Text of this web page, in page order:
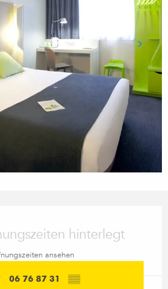
hinterlegt
ansehen
06 76 87 31 ▒▒